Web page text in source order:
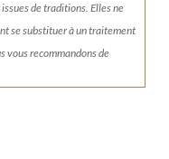
de traditions. Elles ne
se substituer à un traitement
vous recommandons de